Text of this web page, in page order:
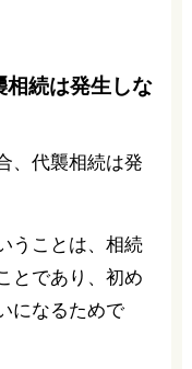
相続は発生しな
、代襲相続は発
うことは、相続
とであり、初め
になるためで